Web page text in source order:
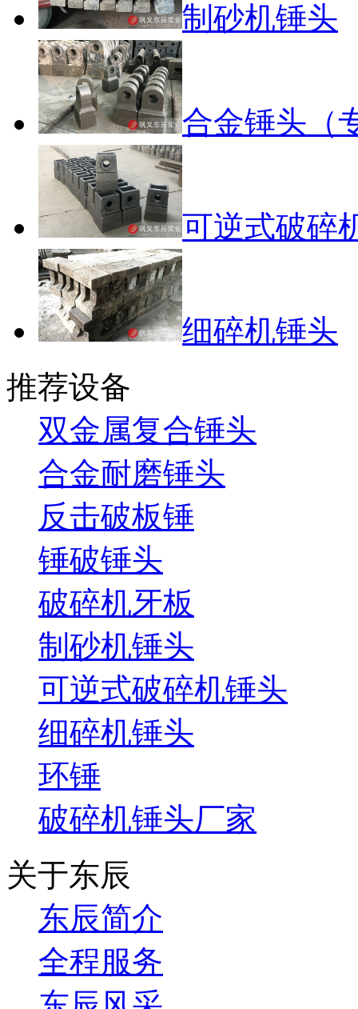
制砂机锤头
合金锤头（
可逆式破碎
细碎机锤头
推荐设备
双金属复合锤头
合金耐磨锤头
反击破板锤
锤破锤头
破碎机牙板
制砂机锤头
可逆式破碎机锤头
细碎机锤头
环锤
破碎机锤头厂家
关于东辰
东辰简介
全程服务